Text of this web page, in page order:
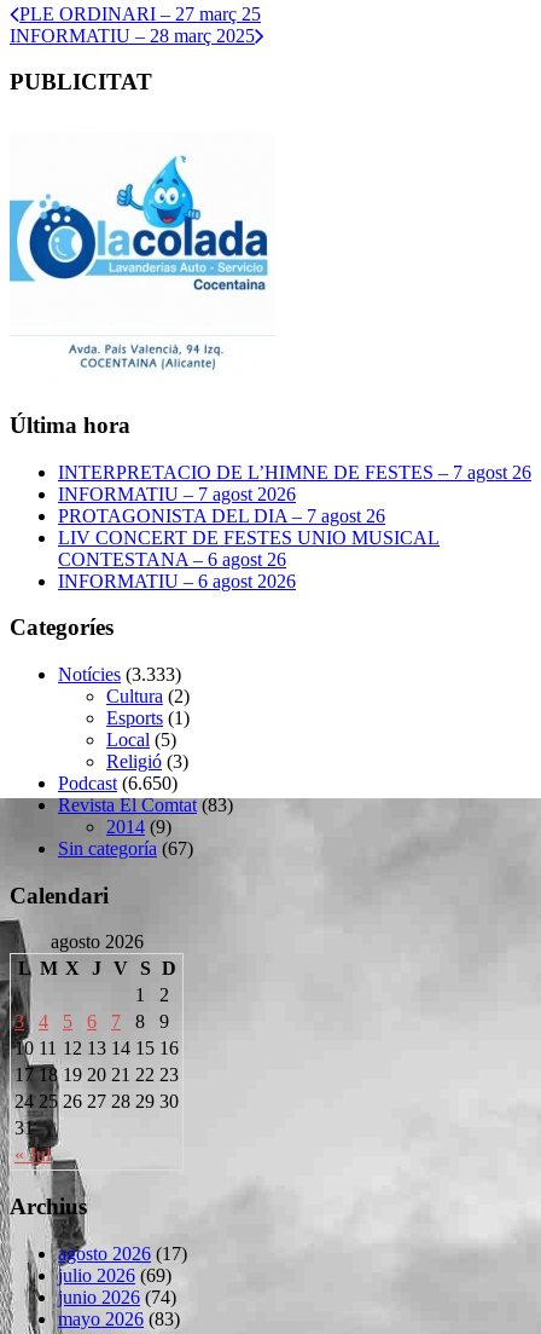
PLE ORDINARI – 27 març 25
INFORMATIU – 28 març 2025
PUBLICITAT
Última hora
INTERPRETACIO DE L’HIMNE DE FESTES – 7 agost 26
INFORMATIU – 7 agost 2026
PROTAGONISTA DEL DIA – 7 agost 26
LIV CONCERT DE FESTES UNIO MUSICAL
CONTESTANA – 6 agost 26
INFORMATIU – 6 agost 2026
Categoríes
Notícies (3.333)
Cultura (2)
Esports (1)
Local (5)
Religió (3)
Podcast (6.650)
Revista El Comtat(83)
2014 (9)
Sin categoría (67)
Calendari
agosto 2026
L M X J V S D
« Jul
1
2
3
4 5 6 7 8
9
10 11 12 13 14 15 16
17 18 19 20 21 22 23
24 25 26 27 28 29 30
31
Archius
agosto 2026 (17)
julio 2026 (69)
junio 2026 (74)
mayo 2026 (83)